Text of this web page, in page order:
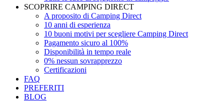
SCOPRIRE CAMPING DIRECT
A proposito di Camping Direct
10 anni di esperienza
10 buoni motivi per scegliere Camping Direct
Pagamento sicuro al 100%
Disponibilità in tempo reale
0% nessun sovrapprezzo
Certificazioni
FAQ
PREFERITI
BLOG